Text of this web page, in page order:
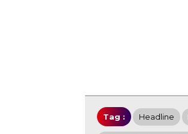
Tag : Headline